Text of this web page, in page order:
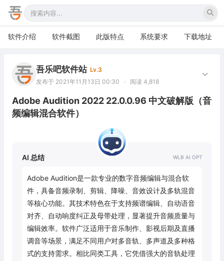
软件介绍 软件截图 此版特点 系统要求 下载地址
吾乐吧软件站 Lv.3
发布于 2021年11月13日 00:30
· 阅读 4,818
Adobe Audition 2022 22.0.0.96 中文破解版（音
频编辑混合软件）
AI 总结
Adobe Audition是一款专业的数字音频编辑与混合软
件，具备音频录制、剪辑、降噪、音效设计及多轨混音
等核心功能。其技术特色在于支持频谱编辑、自动语音
对齐、自动响度纠正及母带处理，显著提升音频质量与
编辑效率。软件广泛适用于音乐制作、影视后期及直播
调音等场景，满足不同用户对多音轨、多声道及多种格
式的支持需求。相比同类工具，它凭借强大的音轨处理